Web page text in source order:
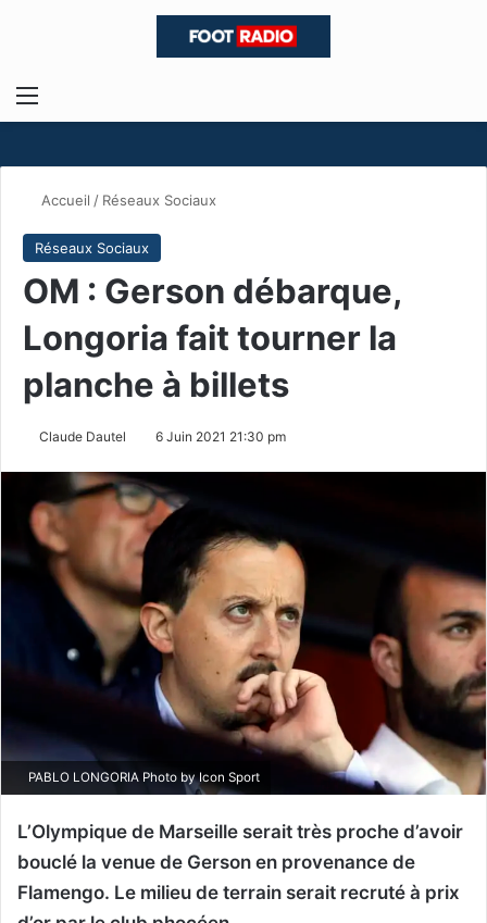
Menu
Accueil / Réseaux Sociaux
Réseaux Sociaux
OM : Gerson débarque,
Longoria fait tourner la
planche à billets
Claude Dautel 6 Juin 2021 21:30 pm
PABLO LONGORIA Photo by Icon Sport
L’Olympique de Marseille serait très proche d’avoir
bouclé la venue de Gerson en provenance de
Flamengo. Le milieu de terrain serait recruté à prix